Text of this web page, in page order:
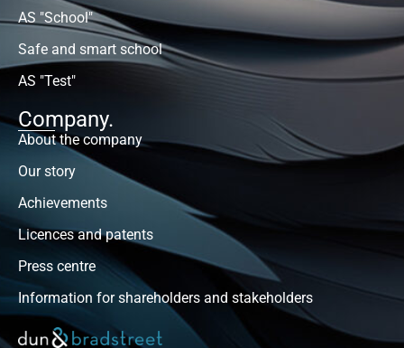
AS "School"
Safe and smart school
AS "Test"
Company.
About the company
Our story
Achievements
Licences and patents
Press centre
Information for shareholders and stakeholders